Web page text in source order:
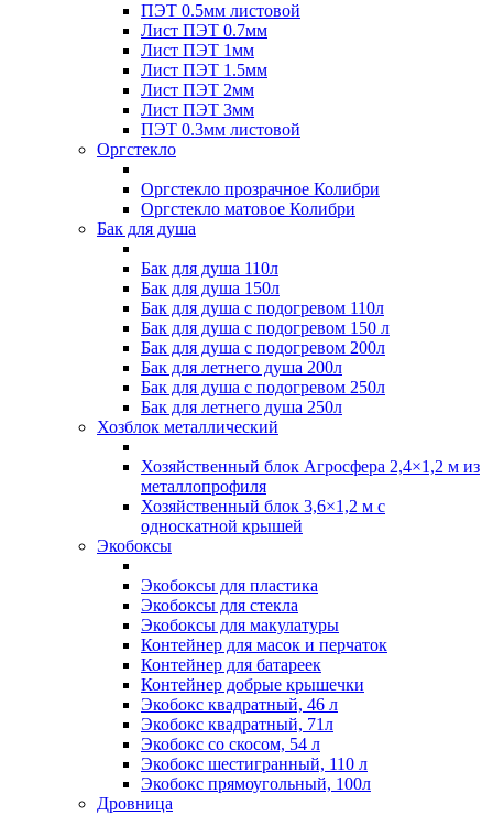
ПЭТ 0.5мм листовой
Лист ПЭТ 0.7мм
Лист ПЭТ 1мм
Лист ПЭТ 1.5мм
Лист ПЭТ 2мм
Лист ПЭТ 3мм
ПЭТ 0.3мм листовой
Оргстекло
Оргстекло прозрачное Колибри
Оргстекло матовое Колибри
Бак для душа
Бак для душа 110л
Бак для душа 150л
Бак для душа с подогревом 110л
Бак для душа с подогревом 150 л
Бак для душа с подогревом 200л
Бак для летнего душа 200л
Бак для душа с подогревом 250л
Бак для летнего душа 250л
Хозблок металлический
Хозяйственный блок Агросфера 2,4×1,2 м из
металлопрофиля
Хозяйственный блок 3,6×1,2 м с
односкатной крышей
Экобоксы
Экобоксы для пластика
Экобоксы для стекла
Экобоксы для макулатуры
Контейнер для масок и перчаток
Контейнер для батареек
Контейнер добрые крышечки
Экобокс квадратный, 46 л
Экобокс квадратный, 71л
Экобокс со скосом, 54 л
Экобокс шестигранный, 110 л
Экобокс прямоугольный, 100л
Дровница